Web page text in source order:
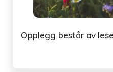
Opplegg består av